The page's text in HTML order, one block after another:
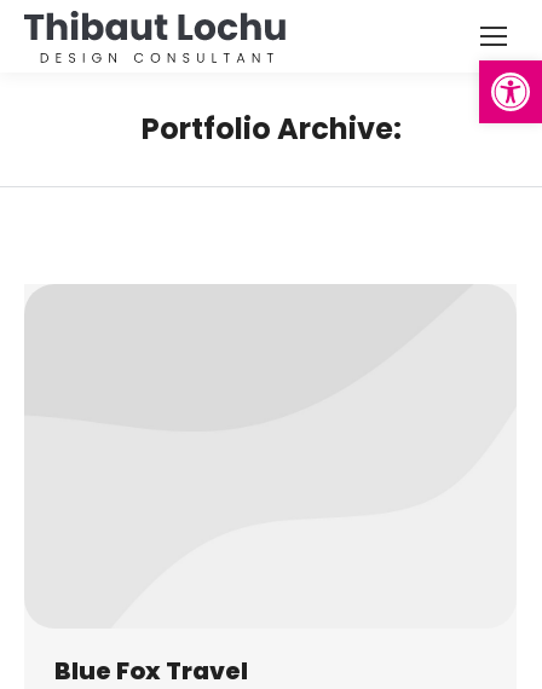
Ouvrir
Portfolio Archive:
Blue Fox Travel